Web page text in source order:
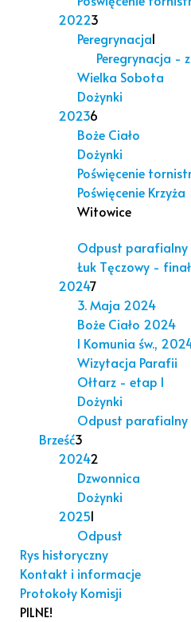
20223
Peregrynacja1
Peregrynacja -
Wielka Sobota
Dożynki
20236
Boże Ciało
Dożynki
Poświęcenie
Poświęcenie Krzyża
Witowice
Odpust parafialny
Łuk Tęczowy - finał
20247
3. Maja 2024
Boże Ciało 2024
I Komunia św.,
Wizytacja Parafii
Ołtarz - etap I
Dożynki
Odpust parafialny
Brześć3
20242
Dzwonnica
Dożynki
20251
Odpust
Rys historyczny
Kontakt i informacje
Protokoły Komisji
PILNE!